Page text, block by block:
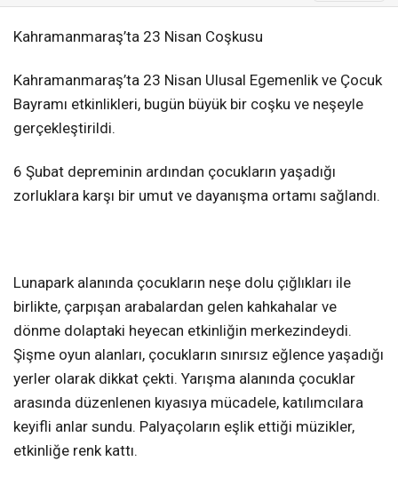
WhatsApp İhbar
Hattı
Facebook
Instagram
Youtube
SERVISLER
KAHRAMANMARAŞ
Kahramanmaraş’ta 23 Nisan Coşkusu
Kahramanmaraş’ta 23 Nisan Ulusal Egemenlik ve Çocuk
Bayramı etkinlikleri, bugün büyük bir coşku ve neşeyle
gerçekleştirildi.
6 Şubat depreminin ardından çocukların yaşadığı
zorluklara karşı bir umut ve dayanışma ortamı sağlandı.
Lunapark alanında çocukların neşe dolu çığlıkları ile
birlikte, çarpışan arabalardan gelen kahkahalar ve
dönme dolaptaki heyecan etkinliğin merkezindeydi.
Şişme oyun alanları, çocukların sınırsız eğlence yaşadığı
yerler olarak dikkat çekti. Yarışma alanında çocuklar
arasında düzenlenen kıyasıya mücadele, katılımcılara
keyifli anlar sundu. Palyaçoların eşlik ettiği müzikler,
etkinliğe renk kattı.